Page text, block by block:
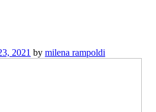
2021 by milena rampoldi